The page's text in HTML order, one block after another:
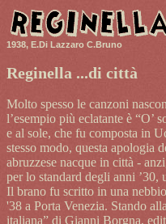
1938, E.Di Lazzaro C.Bruno
Reginella ...di città
Molto spesso le canzoni
l’esempio più eclatante è “O’
e al sole, che fu composta in
stesso modo, questa apologia
abruzzese nacque in città -
per lo standard degli anni
Il brano fu scritto in una
'38 a Porta Venezia. Stando
italiana” di Gianni Borgna,